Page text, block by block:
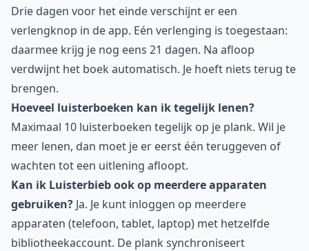
Drie dagen voor het einde verschijnt er een
verlengknop in de app. Eén verlenging is toegestaan:
daarmee krijg je nog eens 21 dagen. Na afloop
verdwijnt het boek automatisch. Je hoeft niets terug te
brengen.
Hoeveel luisterboeken kan ik tegelijk lenen?
Maximaal 10 luisterboeken tegelijk op je plank. Wil je
meer lenen, dan moet je er eerst één teruggeven of
wachten tot een uitlening afloopt.
Kan ik Luisterbieb ook op meerdere apparaten
gebruiken? Ja. Je kunt inloggen op meerdere
apparaten (telefoon, tablet, laptop) met hetzelfde
bibliotheekaccount. De plank synchroniseert